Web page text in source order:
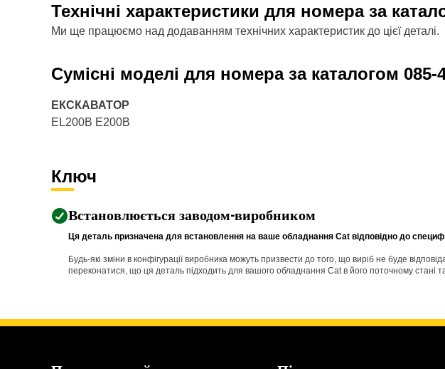
Технічні характеристики для номера за
Ми ще працюємо над додаванням технічних характеристик до цієї деталі.
Сумісні моделі для номера за каталогом 085-
ЕКСКАВАТОР
EL200B E200B
Ключ
Встановлюється заводом-виробником
Ця деталь призначена для встановлення на ваше обладнання Cat відповідно до
Будь-які зміни в конфігурації виробника можуть призвести до того, що виріб не буде
переконатися, що ця деталь підходить для вашого обладнання Cat в його поточному стані